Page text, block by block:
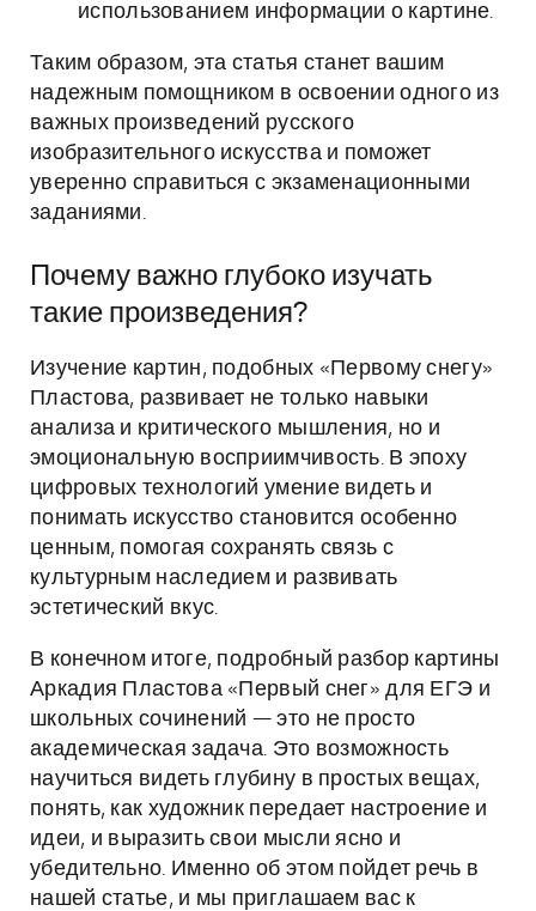
использованием информации о картине.
Таким образом, эта статья станет вашим
надежным помощником в освоении одного из
важных произведений русского
изобразительного искусства и поможет
уверенно справиться с экзаменационными
заданиями.
Почему важно глубоко изучать
такие произведения?
Изучение картин, подобных «Первому снегу»
Пластова, развивает не только навыки
анализа и критического мышления, но и
эмоциональную восприимчивость. В эпоху
цифровых технологий умение видеть и
понимать искусство становится особенно
ценным, помогая сохранять связь с
культурным наследием и развивать
эстетический вкус.
В конечном итоге, подробный разбор картины
Аркадия Пластова «Первый снег» для ЕГЭ и
школьных сочинений — это не просто
академическая задача. Это возможность
научиться видеть глубину в простых вещах,
понять, как художник передает настроение и
идеи, и выразить свои мысли ясно и
убедительно. Именно об этом пойдет речь в
нашей статье, и мы приглашаем вас к